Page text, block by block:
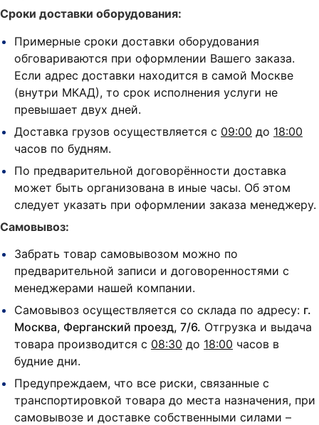
Сроки доставки оборудования:
Примерные сроки доставки оборудования
обговариваются при оформлении Вашего заказа.
Если адрес доставки находится в самой Москве
(внутри МКАД), то срок исполнения услуги не
превышает двух дней.
Доставка грузов осуществляется с 09:00 до 18:00
часов по будням.
По предварительной договорённости доставка
может быть организована в иные часы. Об этом
следует указать при оформлении заказа менеджеру.
Самовывоз:
Забрать товар самовывозом можно по
предварительной записи и договоренностями с
менеджерами нашей компании.
Самовывоз осуществляется со склада по адресу: г.
Москва, Ферганский проезд, 7/6. Отгрузка и выдача
товара производится с 08:30 до 18:00 часов в
будние дни.
Предупреждаем, что все риски, связанные с
транспортировкой товара до места назначения, при
самовывозе и доставке собственными силами –